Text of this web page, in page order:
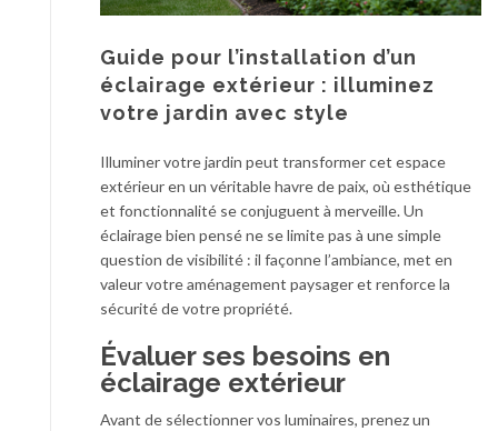
Guide pour l’installation d’un
éclairage extérieur : illuminez
votre jardin avec style
Illuminer votre jardin peut transformer cet espace
extérieur en un véritable havre de paix, où esthétique
et fonctionnalité se conjuguent à merveille. Un
éclairage bien pensé ne se limite pas à une simple
question de visibilité : il façonne l’ambiance, met en
valeur votre aménagement paysager et renforce la
sécurité de votre propriété.
Évaluer ses besoins en
éclairage extérieur
Avant de sélectionner vos luminaires, prenez un